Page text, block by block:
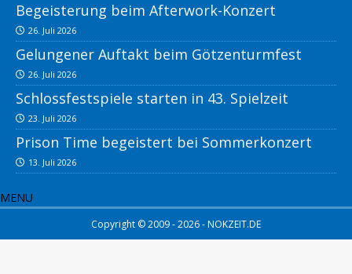
Begeisterung beim Afterwork-Konzert
26. Juli 2026
Gelungener Auftakt beim Götzenturmfest
26. Juli 2026
Schlossfestspiele starten in 43. Spielzeit
23. Juli 2026
Prison Time begeistert bei Sommerkonzert
13. Juli 2026
MENU
Copyright © 2009 - 2026 - NOKZEIT.DE